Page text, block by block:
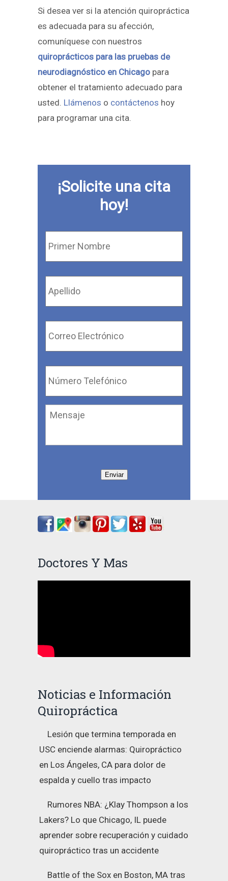
Si desea ver si la atención quiropráctica
es adecuada para su afección,
comuníquese con nuestros
quiroprácticos para las pruebas de
neurodiagnóstico en Chicago para
obtener el tratamiento adecuado para
usted. Llámenos o contáctenos hoy
para programar una cita.
¡Solicite una cita
hoy!
Primer
Nombre
*
Apellido *
Correo
Electrónico
*
Número
Telefónico
Mensaje
Enviar
Doctores Y Mas
Noticias e Información
Quiropráctica
Lesión que termina temporada en
USC enciende alarmas: Quiropráctico
en Los Ángeles, CA para dolor de
espalda y cuello tras impacto
Rumores NBA: ¿Klay Thompson a los
Lakers? Lo que Chicago, IL puede
aprender sobre recuperación y cuidado
quiropráctico tras un accidente
Battle of the Sox en Boston, MA tras